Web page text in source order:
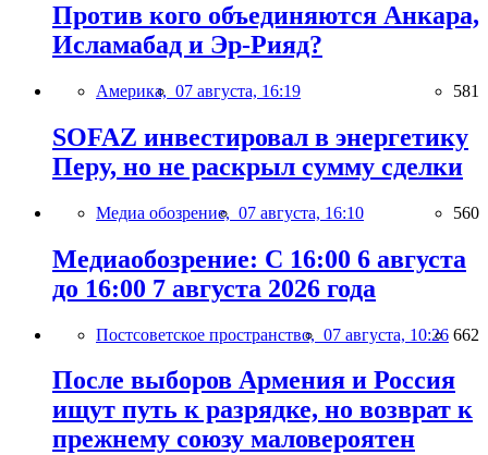
Против кого объединяются Анкара,
Исламабад и Эр-Рияд?
Америка, 07 августа, 16:19 581
SOFAZ инвестировал в энергетику
Перу, но не раскрыл сумму сделки
Медиа обозрение, 07 августа, 16:10 560
Медиаобозрение: С 16:00 6 августа
до 16:00 7 августа 2026 года
Постсоветское пространство, 07 августа, 10:26 662
После выборов Армения и Россия
ищут путь к разрядке, но возврат к
прежнему союзу маловероятен